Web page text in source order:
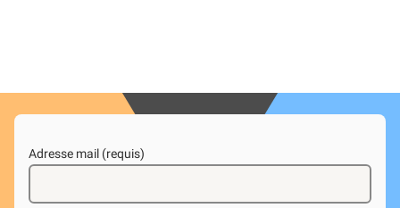
Adresse mail (requis)